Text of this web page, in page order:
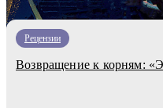
Рецензии
Возвращение к корням: